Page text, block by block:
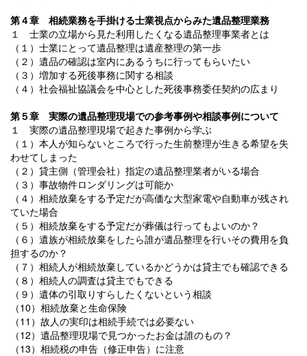
第４章 相続業務を手掛ける士業視点からみた遺品整理業務
１ 士業の立場から見た利用したくなる遺品整理事業者とは
（１）士業にとって遺品整理は遺産整理の第一歩
（２）遺品の確認は室内にあるうちに行ってもらいたい
（３）増加する死後事務に関する相談
（４）社会福祉協議会を中心とした死後事務委任契約の広まり
第５章 実際の遺品整理現場での参考事例や相談事例について
１ 実際の遺品整理現場で起きた事例から学ぶ
（１）本人が知らないところで行った生前整理が生きる希望を失
わせてしまった
（２）貸主側（管理会社）指定の遺品整理業者がいる場合
（３）事故物件ロンダリングは可能か
（４）相続放棄をする予定だが高価な大型家電や自動車が残され
ていた場合
（５）相続放棄をする予定だが葬儀は行ってもよいのか？
（６）遺族が相続放棄をしたら誰が遺品整理を行いその費用を負
担するのか？
（７）相続人が相続放棄しているかどうかは貸主でも確認できる
（８）相続人の調査は貸主でもできる
（９）遺体の引取りすらしたくないという相談
（10）相続放棄と生命保険
（11）故人の実印は相続手続では必要ない
（12）遺品整理現場で見つかったお金は誰のもの？
（13）相続税の申告（修正申告）に注意